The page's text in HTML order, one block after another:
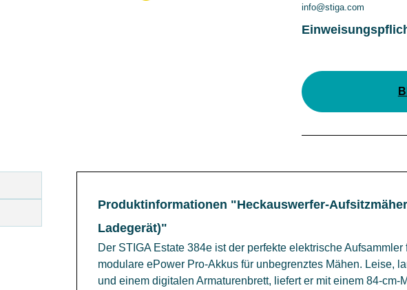
info@stiga.com
Produktinformationen "Heckauswerfer-
Ladegerät)"
Der STIGA Estate 384e ist der perfekte elektrische
modulare ePower Pro-Akkus für unbegrenztes Mähen. Leise,
und einem digitalen Armaturenbrett, liefert er mit einem 84-